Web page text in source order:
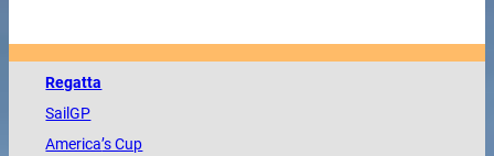
Regatta
SailGP
America’s Cup